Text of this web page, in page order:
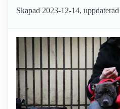
Skapad 2023-12-14, uppdaterad